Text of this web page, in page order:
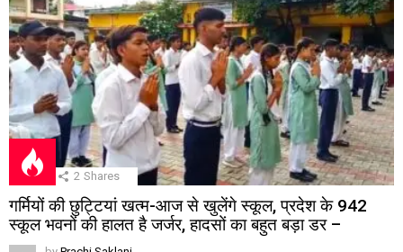
2 Shares
गर्मियों की छुट्टियां खत्म-आज से खुलेंगे स्कूल, प्रदेश के 942
स्कूल भवनों की हालत है जर्जर, हादसों का बहुत बड़ा डर –